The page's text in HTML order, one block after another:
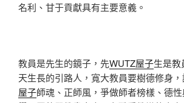
名利、甘于貢獻具有主要意義。
教員是先生的鏡子，先WUTZ屋子生是
天生長的引路人，寬大教員要樹德修身
屋子師魂、正師風，爭做師者榜樣、德